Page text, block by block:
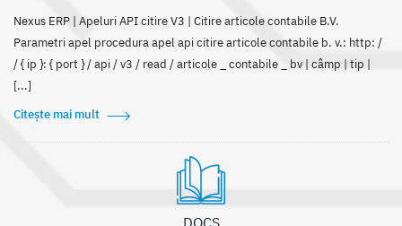
Nexus ERP | Apeluri API citire V3 | Citire articole contabile B.V.
Parametri apel procedura apel api citire articole contabile b. v.: http: /
/ { ip }: { port } / api / v3 / read / articole _ contabile _ bv | câmp | tip |
[...]
Citește mai mult